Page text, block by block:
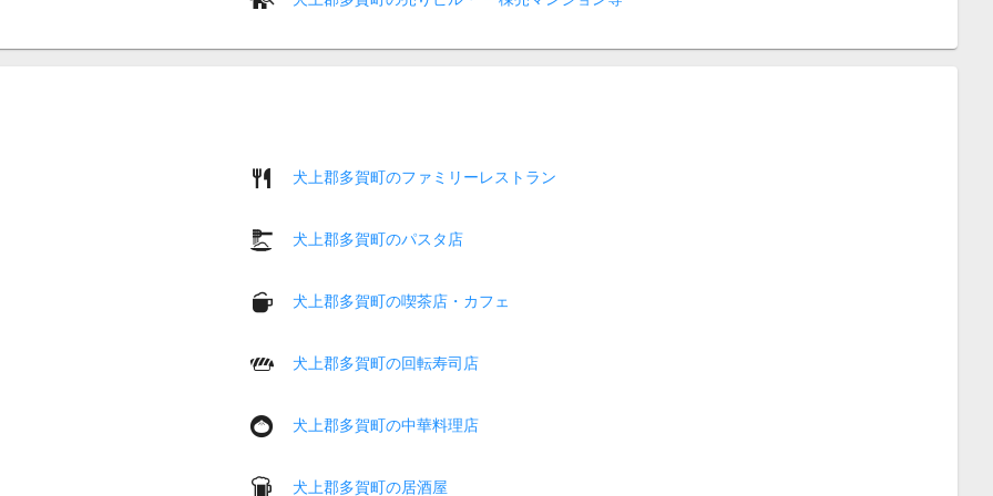
犬上郡多賀町のファミリーレストラン
犬上郡多賀町のパスタ店
犬上郡多賀町の喫茶店・カフェ
犬上郡多賀町の回転寿司店
犬上郡多賀町の中華料理店
犬上郡多賀町の居酒屋